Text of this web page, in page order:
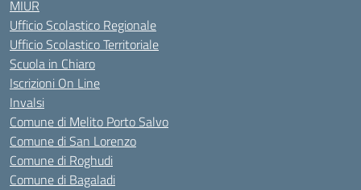
MIUR
Ufficio Scolastico Regionale
Ufficio Scolastico Territoriale
Scuola in Chiaro
Iscrizioni On Line
Invalsi
Comune di Melito Porto Salvo
Comune di San Lorenzo
Comune di Roghudi
Comune di Bagaladi